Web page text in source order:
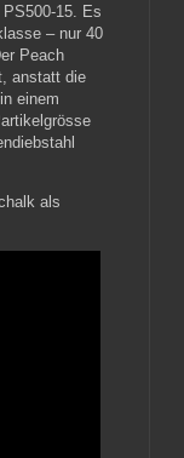
15. Es
– nur 40
Peach
anstatt die
einem
als